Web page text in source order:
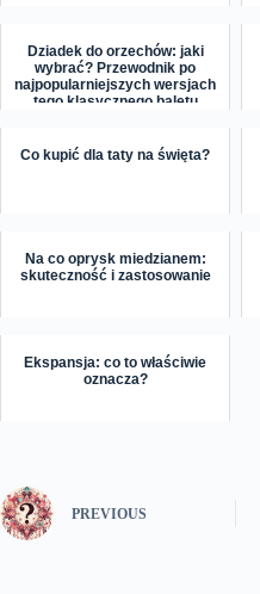
Dziadek do orzechów: jaki
wybrać? Przewodnik po
najpopularniejszych wersjach
tego klasycznego baletu
Co kupić dla taty na święta?
Na co oprysk miedzianem:
skuteczność i zastosowanie
Ekspansja: co to właściwie
oznacza?
PREVIOUS